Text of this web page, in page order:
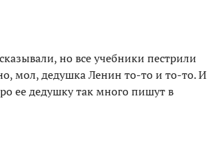
но все учебники пестрили
мол, дедушка Ленин то-то и то-то. И
ее дедушку так много пишут в